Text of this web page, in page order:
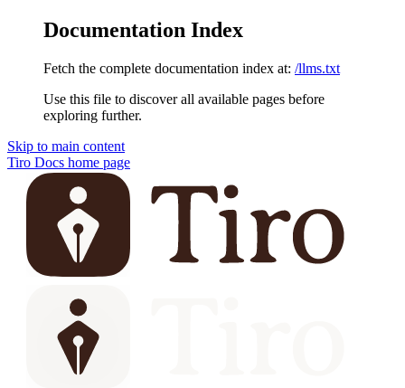
Documentation Index
Fetch the complete documentation index at: /llms.txt
Use this file to discover all available pages before
exploring further.
Skip to main content
Tiro Docs home page